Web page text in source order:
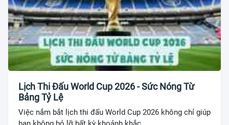
Lịch Thi Đấu World Cup 2026 - Sức Nóng Từ
Bảng Tỷ Lệ
Việc nắm bắt lịch thi đấu World Cup 2026 không chỉ giúp